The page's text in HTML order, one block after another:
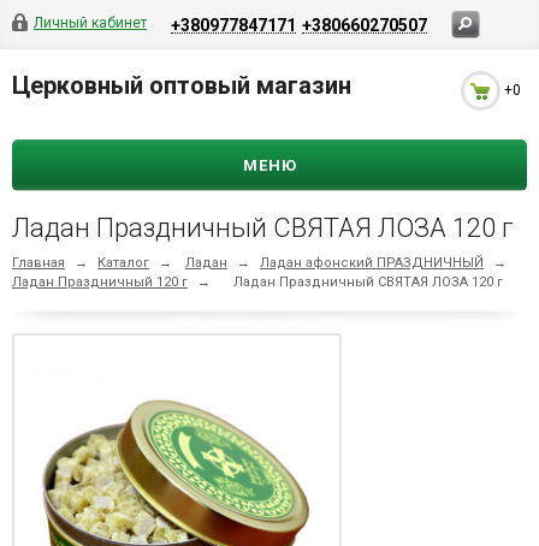
Личный кабинет +380977847171 +380660270507
Церковный оптовый магазин +0
МЕНЮ
Ладан Праздничный СВЯТАЯ ЛОЗА 120 г
Главная → Каталог → Ладан → Ладан афонский ПРАЗДНИЧНЫЙ
→
Ладан Праздничный 120 г
→ Ладан Праздничный СВЯТАЯ ЛОЗА 120 г